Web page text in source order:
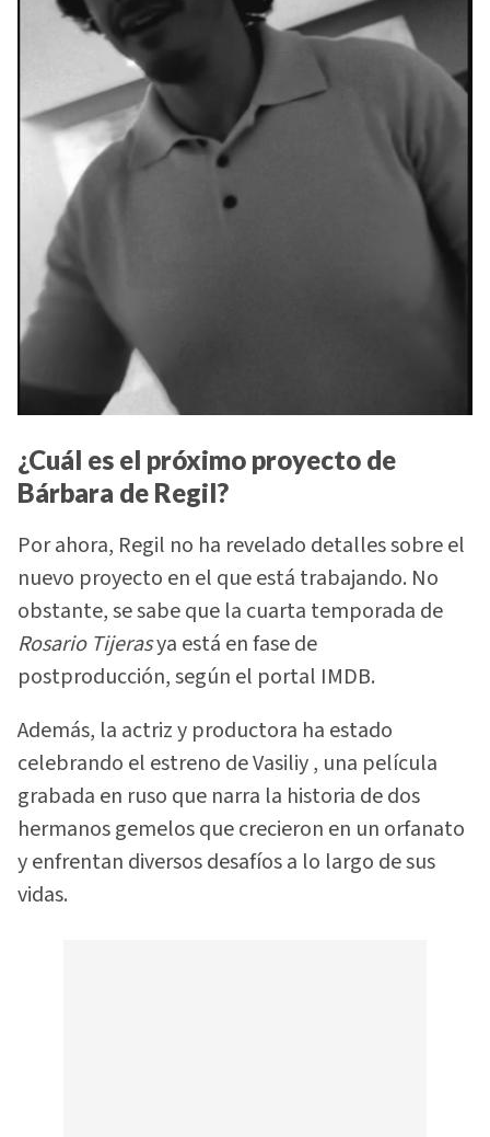
¿Cuál es el próximo proyecto de
Bárbara de Regil?
Por ahora, Regil no ha revelado detalles sobre el
nuevo proyecto en el que está trabajando. No
obstante, se sabe que la cuarta temporada de
Rosario Tijerasya está en fase de
postproducción, según el portal IMDB.
Además, la actriz y productora ha estado
celebrando el estreno de Vasiliy , una película
grabada en ruso que narra la historia de dos
hermanos gemelos que crecieron en un orfanato
y enfrentan diversos desafíos a lo largo de sus
vidas.